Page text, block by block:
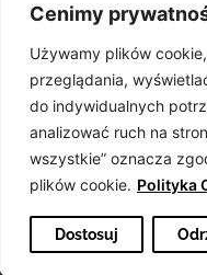
Cenimy
Używamy plików
przeglądania,
do indywidualnych
analizować ruch na
wszystkie” oznacza
plików cookie. Polityka
Dostosuj
Prawa autorskie i
Źródła
Easyvoice.pl © 2006-2022.